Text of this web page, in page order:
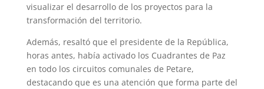
visualizar el desarrollo de los proyectos para la
transformación del territorio.
Además, resaltó que el presidente de la República,
horas antes, había activado los Cuadrantes de Paz
en todo los circuitos comunales de Petare,
destacando que es una atención que forma parte del